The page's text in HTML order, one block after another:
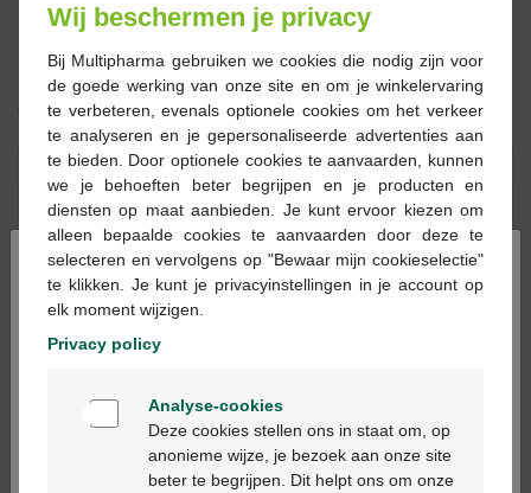
€ 19,90
Bestellen Reserveren
Op voorraad online
- +
Max. aantal = 12
Op werkdagen vóór 12u besteld, volgende
werkdag geleverd
×
Bienvenue
Ga verder in het nederlands
Wij beschermen je privacy
Bij Multipharma gebruiken we cookies die nodig zijn voor
de goede werking van onze site en om je winkelervaring
te verbeteren, evenals optionele cookies om het verkeer
te analyseren en je gepersonaliseerde advertenties aan
te bieden. Door optionele cookies te aanvaarden, kunnen
we je behoeften beter begrijpen en je producten en
diensten op maat aanbieden. Je kunt ervoor kiezen om
alleen bepaalde cookies te aanvaarden door deze te
selecteren en vervolgens op "Bewaar mijn cookieselectie"
te klikken. Je kunt je privacyinstellingen in je account op
elk moment wijzigen.
Privacy policy
Analyse-cookies
Deze cookies stellen ons in staat om, op
anonieme wijze, je bezoek aan onze site
beter te begrijpen. Dit helpt ons om onze